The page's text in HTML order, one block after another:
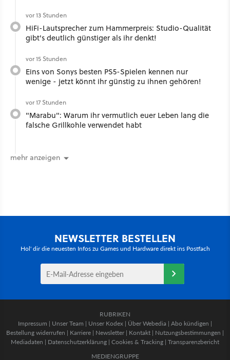
vor 13 Stunden
HiFi-Lautsprecher zum Hammerpreis: Studio-Qualität
gibt's deutlich günstiger als ihr denkt!
vor 15 Stunden
Eins von Sonys besten PS5-Spielen kennen nur
wenige - jetzt könnt ihr günstig zu ihnen gehören!
vor 17 Stunden
"Marabu": Warum ihr vermutlich euer Leben lang die
falsche Grillkohle verwendet habt
mehr anzeigen
NEWSLETTER BESTELLEN
Hol' dir die neuesten Infos zu Games und Hardware direkt ins Postfach
RUBRIKEN
Impressum | Unser Team | Unser Kodex | Über Webedia | Abo kündigen |
Bestellung widerrufen | Karriere | Newsletter | Kontakt | Nutzungsbestimmungen |
Mediadaten | Datenschutzerklärung | Cookies & Tracking | Transparenzbericht
MEDIENGRUPPE